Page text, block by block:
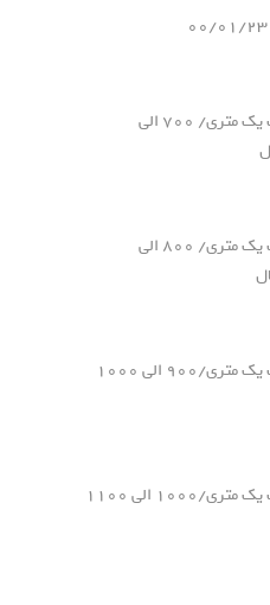
✳️ یونولیت تیرچه کرومیت یک متری/ ۷۰۰ الی
✳️ یونولیت تیرچه کرومیت یک متری/ ۸۰۰ الی
✳️ یونولیت تیرچه کرومیت یک متری/۹۰۰ الی ۱۰۰۰
✳️ یونولیت تیرچه کرومیت یک متری/۱۰۰۰ الی ۱۱۰۰